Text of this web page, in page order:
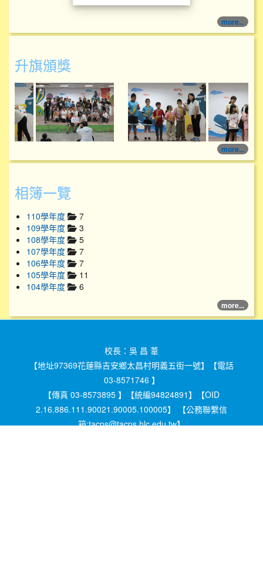
more...
升旗頒獎
114學年度升旗頒獎 114學年度升旗頒獎
more...
相簿一覽
110學年度
7
109學年度
3
108學年度
5
107學年度
7
106學年度
7
105學年度
11
104學年度
6
more...
校長：吳 昌 葦
【地址97369花蓮縣吉安鄉太昌村明義五街一號】【電話
03-8571746 】
【傳真 03-8573895 】【統編94824891】【OID
2.16.886.111.90021.90005.100005】 【公務聯繫信
箱:tacps@tacps.hlc.edu.tw】